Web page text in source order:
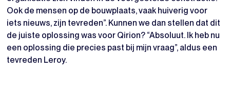
Ook de mensen op de bouwplaats, vaak huiverig voor
iets nieuws, zijn tevreden”. Kunnen we dan stellen dat dit
de juiste oplossing was voor Qirion? “Absoluut. Ik heb nu
een oplossing die precies past bij mijn vraag”, aldus een
tevreden Leroy.